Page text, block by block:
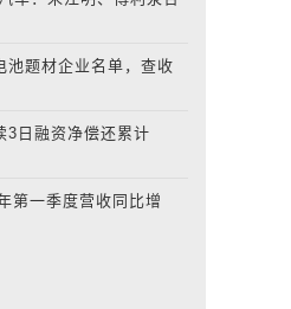
池题材企业名单，查收
3日融资净偿还累计
第一季度营收同比增